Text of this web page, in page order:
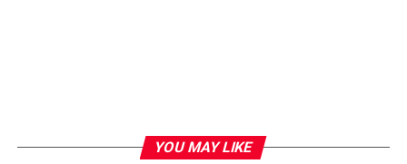
YOU MAY LIKE